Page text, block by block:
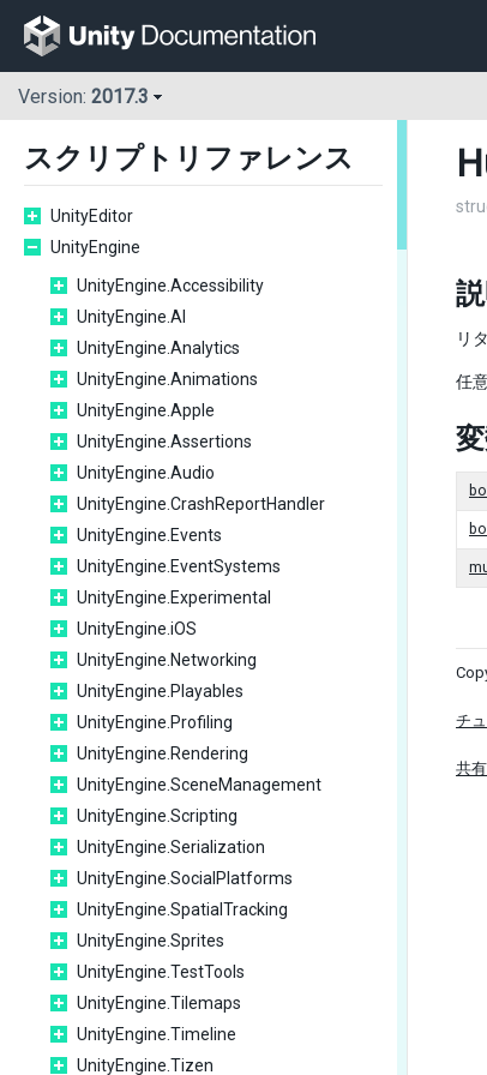
Version: 2017.3
スクリプトリファレンス
UnityEditor
UnityEngine
UnityEngine.Accessibility
UnityEngine.AI
UnityEngine.Analytics
UnityEngine.Animations
UnityEngine.Apple
UnityEngine.Assertions
UnityEngine.Audio
UnityEngine.CrashReportHandler
UnityEngine.Events
UnityEngine.EventSystems
UnityEngine.Experimental
UnityEngine.iOS
UnityEngine.Networking
UnityEngine.Playables
UnityEngine.Profiling
UnityEngine.Rendering
UnityEngine.SceneManagement
UnityEngine.Scripting
UnityEngine.Serialization
UnityEngine.SocialPlatforms
UnityEngine.SpatialTracking
UnityEngine.Sprites
UnityEngine.TestTools
UnityEngine.Tilemaps
UnityEngine.Timeline
UnityEngine.Tizen
リ
任
チ
共